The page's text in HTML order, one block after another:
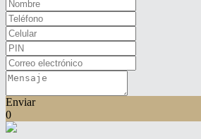
Enviar
0